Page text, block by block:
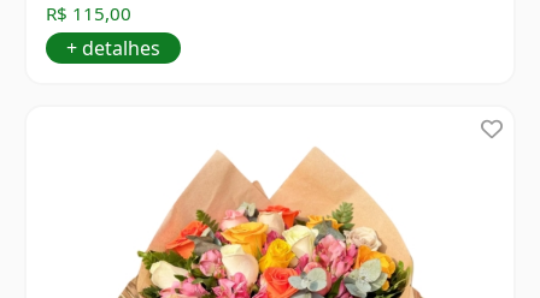
R$ 115,00
+ detalhes